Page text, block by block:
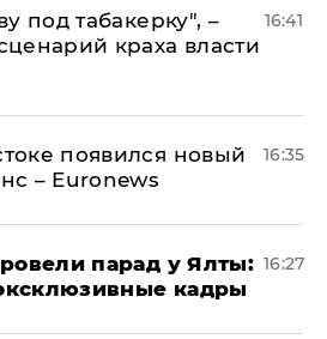
под табакерку", –
краха власти
16:41
появился новый
– Euronews
16:35
парад у Ялты:
кадры
16:27